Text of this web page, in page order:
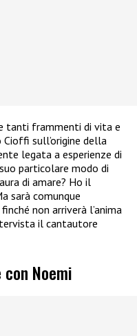
tanti frammenti di vita e
sull’origine della
legata a esperienze di
particolare modo di
di amare? Ho il
sarà comunque
non arriverà l’anima
il cantautore
Noemi